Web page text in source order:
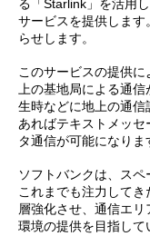
る「Starlink」を活用
サービスを提供しま
らせします。
このサービスの提供
上の基地局による通
生時などに地上の通
あればテキストメッ
タ通信が可能になりま
ソフトバンクは、スペ
これまでも注力して
層強化させ、通信エ
環境の提供を目指して